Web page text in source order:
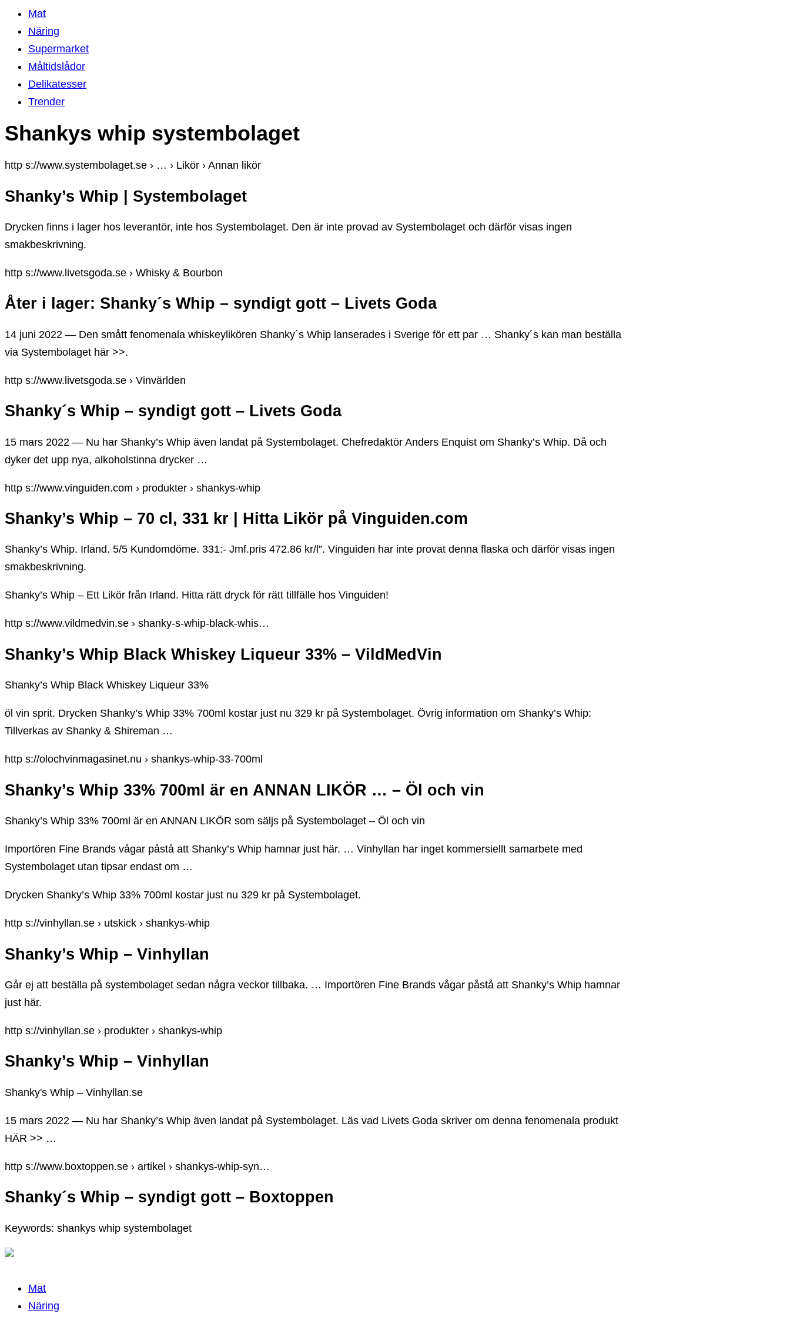
Mat
Näring
Supermarket
Måltidslådor
Delikatesser
Trender
Shankys whip systembolaget
http s://www.systembolaget.se › … › Likör › Annan likör
Shanky’s Whip | Systembolaget
Drycken finns i lager hos leverantör, inte hos Systembolaget. Den är inte provad av Systembolaget och därför visas ingen
smakbeskrivning.
http s://www.livetsgoda.se › Whisky & Bourbon
Åter i lager: Shanky´s Whip – syndigt gott – Livets Goda
14 juni 2022 — Den smått fenomenala whiskeylikören Shanky´s Whip lanserades i Sverige för ett par … Shanky´s kan man beställa
via Systembolaget här >>.
http s://www.livetsgoda.se › Vinvärlden
Shanky´s Whip – syndigt gott – Livets Goda
15 mars 2022 — Nu har Shanky’s Whip även landat på Systembolaget. Chefredaktör Anders Enquist om Shanky’s Whip. Då och
dyker det upp nya, alkoholstinna drycker …
http s://www.vinguiden.com › produkter › shankys-whip
Shanky’s Whip – 70 cl, 331 kr | Hitta Likör på Vinguiden.com
Shanky’s Whip. Irland. 5/5 Kundomdöme. 331:- Jmf.pris 472.86 kr/l”. Vinguiden har inte provat denna flaska och därför visas ingen
smakbeskrivning.
Shanky’s Whip – Ett Likör från Irland. Hitta rätt dryck för rätt tillfälle hos Vinguiden!
http s://www.vildmedvin.se › shanky-s-whip-black-whis…
Shanky’s Whip Black Whiskey Liqueur 33% – VildMedVin
Shanky’s Whip Black Whiskey Liqueur 33%
öl vin sprit. Drycken Shanky’s Whip 33% 700ml kostar just nu 329 kr på Systembolaget. Övrig information om Shanky’s Whip:
Tillverkas av Shanky & Shireman …
http s://olochvinmagasinet.nu › shankys-whip-33-700ml
Shanky’s Whip 33% 700ml är en ANNAN LIKÖR … – Öl och vin
Shanky’s Whip 33% 700ml är en ANNAN LIKÖR som säljs på Systembolaget – Öl och vin
Importören Fine Brands vågar påstå att Shanky’s Whip hamnar just här. … Vinhyllan har inget kommersiellt samarbete med
Systembolaget utan tipsar endast om …
Drycken Shanky’s Whip 33% 700ml kostar just nu 329 kr på Systembolaget.
http s://vinhyllan.se › utskick › shankys-whip
Shanky’s Whip – Vinhyllan
Går ej att beställa på systembolaget sedan några veckor tillbaka. … Importören Fine Brands vågar påstå att Shanky’s Whip hamnar
just här.
http s://vinhyllan.se › produkter › shankys-whip
Shanky’s Whip – Vinhyllan
Shanky's Whip – Vinhyllan.se
15 mars 2022 — Nu har Shanky’s Whip även landat på Systembolaget. Läs vad Livets Goda skriver om denna fenomenala produkt
HÄR >> …
http s://www.boxtoppen.se › artikel › shankys-whip-syn…
Shanky´s Whip – syndigt gott – Boxtoppen
Keywords: shankys whip systembolaget
Mat
Näring